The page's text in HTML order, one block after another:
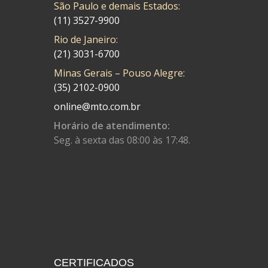
CMP (10)
COMETA
CONTROL FLEX (92)
CPL IMPORT
DANIDREA (160)
DIVERSOS
São Paulo e demais Estados:
(11) 3527-9900
Rio de Janeiro:
(21) 3031-6700
Minas Gerais – Pouso Alegre:
(35) 2102-0900
online@mto.com.br
Horário de atendimento:
Seg. à sexta das 08:00 às 17:48.
CERTIFICADOS